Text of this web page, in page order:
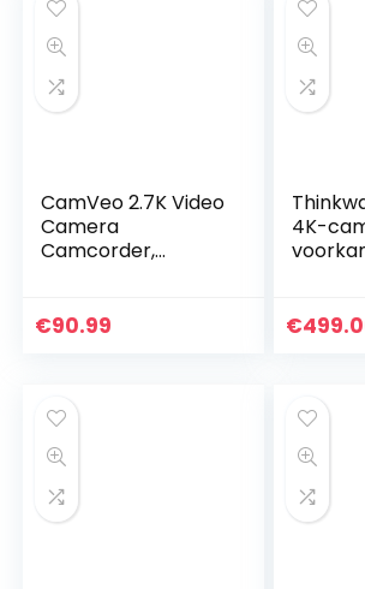
CamVeo 2.7K Video
Camera
Camcorder,
zoom en 36 Mega
€90.99
4K-
1440P
€